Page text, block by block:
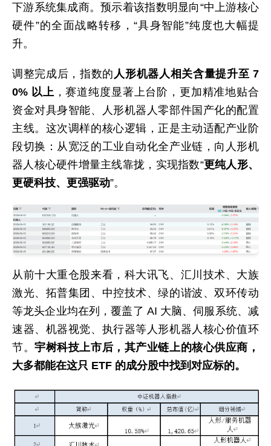
下游系统集成商。预示着该指数明显向“中上游核心
硬件”的全面战略转移，“具身智能”纯度也大幅提
升。
调整完成后，指数的 人形机器人相关含量提升至 7
0% 以上 ，赛道纯度显著上台阶，更加精准地贴合
资金对具身智能、人形机器人零部件国产化的配置
主线。这次调样的核心逻辑，正是主动适配产业阶
段切换：从宽泛的工业自动化全产业链，向人形机
器人核心硬件增量主线靠拢，实现指数“更纯人形、
更硬科技、更强驱动”。
从前十大重仓股来看，科大讯飞、汇川技术、大族
激光、拓普集团、中控技术、绿的谐波、双环传动
等龙头企业均在列，覆盖了 AI 大脑、伺服系统、减
速器、机器视觉、执行器等人形机器人核心价值环
节。宇树科技上市后，其产业链上的核心供应商，
大多都能在这只 ETF 的成分股中找到对应标的。